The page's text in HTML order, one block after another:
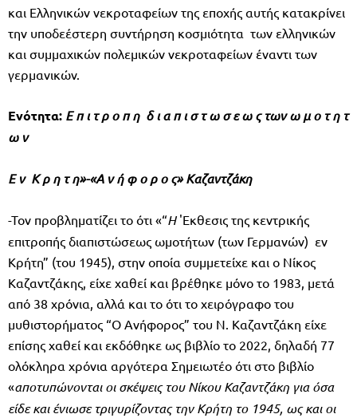
και Ελληνικών νεκροταφείων της εποχής αυτής κατακρίνει
την υποδεέστερη συντήρηση κοσμιότητα των ελληνικών
και συμμαχικών πολεμικών νεκροταφείων έναντι των
γερμανικών.
Ενότητα: Eπ ι τ ρ ο π η δ ι α π ι σ τ ω σ ε ω ς των ω μ ο τ η τ
ω ν
Ε ν Kρ η τ η»-«Aν ή φ ο ρ ο ς»Kαζαντζάκη
-Τον προβληματίζει το ότι «“Η'Εκθεσις της κεντρικής
επιτροπής διαπιστώσεως ωμοτήτων (των Γερμανών) εν
Κρήτη” (του 1945), στην οποία συμμετείχε και ο Νίκος
Καζαντζάκης, είχε χαθεί και βρέθηκε μόνο το 1983, μετά
από 38 χρόνια, αλλά και το ότι το χειρόγραφο του
μυθιστορήματος “Ο Ανήφορος” του Ν. Καζαντζάκη είχε
επίσης χαθεί και εκδόθηκε ως βιβλίο το 2022, δηλαδή 77
ολόκληρα χρόνια αργότερα Σημειωτέο ότι στο βιβλίο
«αποτυπώνονται οι σκέψεις του Νίκου Καζαντζάκη για όσα
είδε και ένιωσε τριγυρίζοντας την Κρήτη το 1945, ως και οι